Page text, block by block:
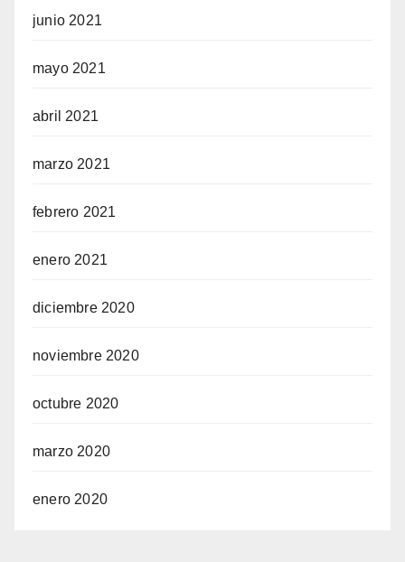
junio 2021
mayo 2021
abril 2021
marzo 2021
febrero 2021
enero 2021
diciembre 2020
noviembre 2020
octubre 2020
marzo 2020
enero 2020